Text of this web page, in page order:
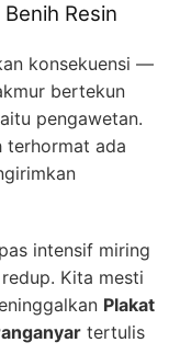
Resin
konsekuensi —
bertekun
pengawetan.
terhormat ada
intensif miring
Kita mesti
Plakat
tertulis